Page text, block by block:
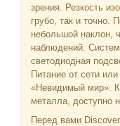
зрения. Резкость
грубо, так и точно.
небольшой наклон,
наблюдений.
светодиодная
Питание от сети
«Невидимый мир».
металла, доступно
Перед вами